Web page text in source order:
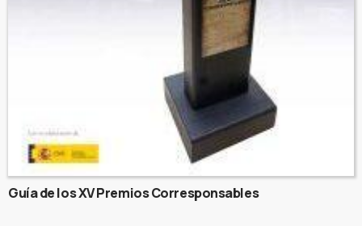
Guía de los XV Premios Corresponsables